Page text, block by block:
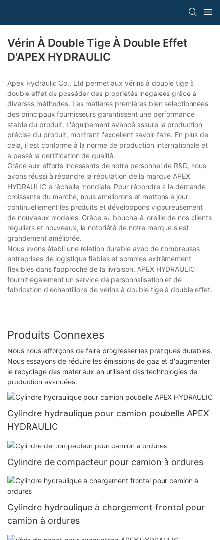
Vérin À Double Tige À Double Effet
D'APEX HYDRAULIC
Apex Hydraulic Co., Ltd permet aux vérins à double tige à
double effet de posséder des propriétés inégalées grâce à
diverses méthodes. Les matières premières bien sélectionnées
des principaux fournisseurs garantissent une performance
stable du produit. L'équipement avancé assure la production
précise du produit, montrant l'excellent savoir-faire. En plus de
cela, il est conforme à la norme de production internationale et
a passé la certification de qualité.
Grâce aux efforts incessants de notre personnel de R&D, nous
avons réussi à répandre la réputation de la marque APEX
HYDRAULIC à l’échelle mondiale. Pour répondre à la demande
croissante du marché, nous améliorons et mettons à jour
continuellement les produits et développons vigoureusement
de nouveaux modèles. Grâce au bouche-à-oreille de nos clients
réguliers et nouveaux, la notoriété de notre marque s'est
grandement améliorée.
Nous avons établi une relation durable avec de nombreuses
entreprises de logistique fiables et sommes extrêmement
flexibles dans l'approche de la livraison. APEX HYDRAULIC
fournit également un service de personnalisation et de
fabrication d'échantillons de vérins à double tige à double effet.
Produits Connexes
Nous nous efforçons de faire progresser les pratiques durables.
Nous essayons de réduire les émissions de gaz et d'augmenter
le recyclage des matériaux en utilisant des technologies de
production avancées.
Cylindre hydraulique pour camion poubelle APEX
HYDRAULIC
Cylindre de compacteur pour camion à ordures
Cylindre hydraulique à chargement frontal pour
camion à ordures